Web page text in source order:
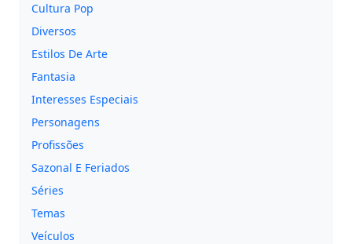
Cultura Pop
Diversos
Estilos De Arte
Fantasia
Interesses Especiais
Personagens
Profissões
Sazonal E Feriados
Séries
Temas
Veículos